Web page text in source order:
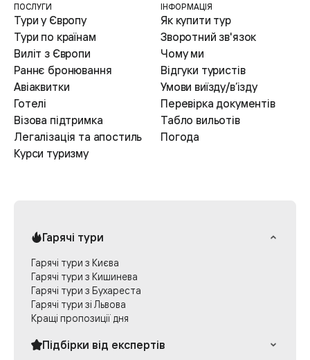
ПОСЛУГИ
Тури у Європу
Тури по країнам
Виліт з Європи
Раннє бронювання
Авіаквитки
Готелі
Візова підтримка
Легалізація та апостиль
Курси туризму
ІНФОРМАЦІЯ
Як купити тур
Зворотний зв'язок
Чому ми
Відгуки туристів
Умови виїзду/в’ізду
Перевірка документів
Табло вильотів
Погода
Гарячі тури
Гарячі тури з Києва
Гарячі тури з Кишинева
Гарячі тури з Бухареста
Гарячі тури зі Львова
Кращі пропозиції дня
Підбірки від експертів